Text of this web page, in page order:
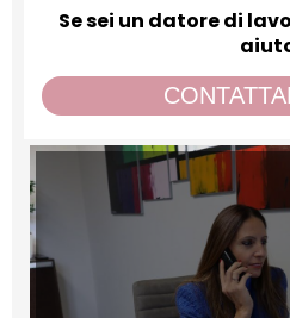
Se sei un datore di